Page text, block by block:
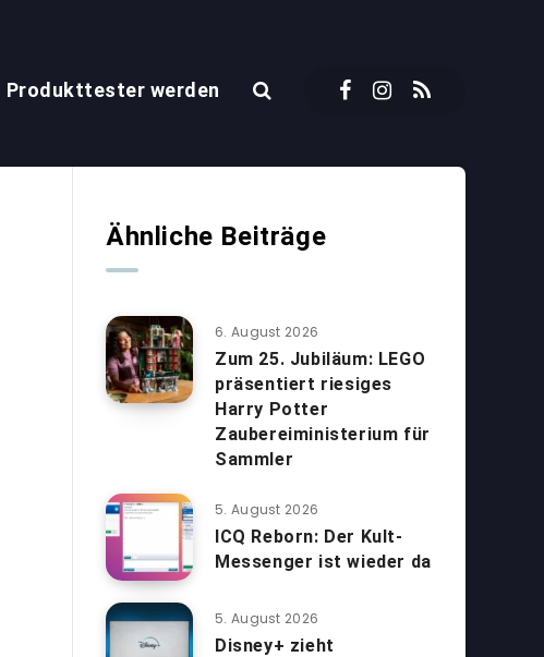
Produkttester werden
Ähnliche Beiträge
6. August 2026
Zum 25. Jubiläum: LEGO
präsentiert riesiges
Harry Potter
Zaubereiministerium für
Sammler
5. August 2026
ICQ Reborn: Der Kult-
Messenger ist wieder da
5. August 2026
Disney+ zieht